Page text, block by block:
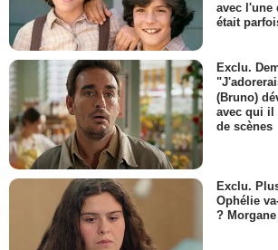
avec l'une
était
Exclu.
(Bruno)
avec qui il
de scènes
Exclu.
Ophélie
?